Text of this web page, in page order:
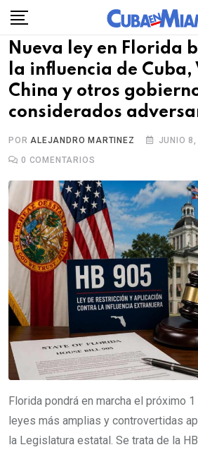
Skip
content
Nueva ley en Florida
la influencia de Cuba,
China y otros
considerados
PORALEJANDRO MARTINEZ
JUNIO
0 COMENTARIOS
Florida pondrá en marcha el próximo
leyes más amplias y controvertidas
la Legislatura estatal. Se trata de la